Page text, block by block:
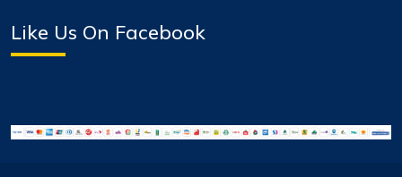
Like Us On Facebook